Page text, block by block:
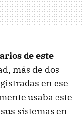
de este
más de dos
en ese
usaba este
sistemas en